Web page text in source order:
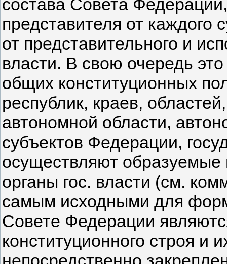
состава Совета
представителя от каждого
от представительного и
власти. В свою очередь
общих конституционных
республик, краев,
автономной области,
субъектов Федерации,
осуществляют
органы гос. власти (см.
самым исходными для
Совете Федерации
конституционного строя и